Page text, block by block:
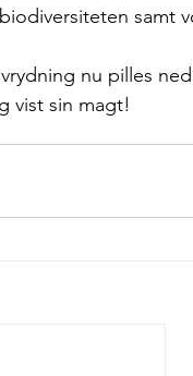
samt
nu pilles
vist sin magt!